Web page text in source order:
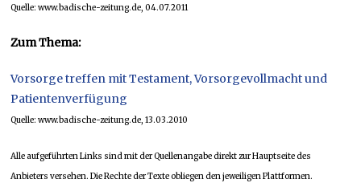
Quelle: www.badische-zeitung.de, 04.07.2011
Zum Thema:
Vorsorge treffen mit Testament, Vorsorgevollmacht und
Patientenverfügung
Quelle: www.badische-zeitung.de, 13.03.2010
Alle aufgeführten Links sind mit der Quellenangabe direkt zur Hauptseite des
Anbieters versehen. Die Rechte der Texte obliegen den jeweiligen Plattformen.